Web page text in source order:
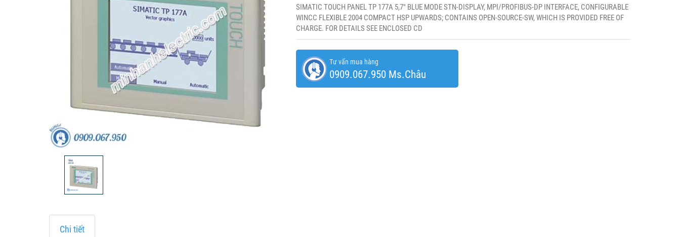
SIMATIC TOUCH PANEL TP 177A 5,7" BLUE MODE STN-DISPLAY, MPI/PROFIBUS-DP INTERFACE, CONFIGURABLE
WINCC FLEXIBLE 2004 COMPACT HSP UPWARDS; CONTAINS OPEN-SOURCE-SW, WHICH IS PROVIDED FREE OF
CHARGE. FOR DETAILS SEE ENCLOSED CD
Tư vấn mua hàng
0909.067.950 Ms.Châu
Chi tiết